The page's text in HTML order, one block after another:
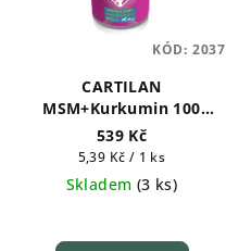
CARTILAN
MSM+Kurkumin 100
tablet
539 Kč
Měrná
cena:
5,39 Kč / 1 ks
Skladem (3 ks)
KÓD: 2037